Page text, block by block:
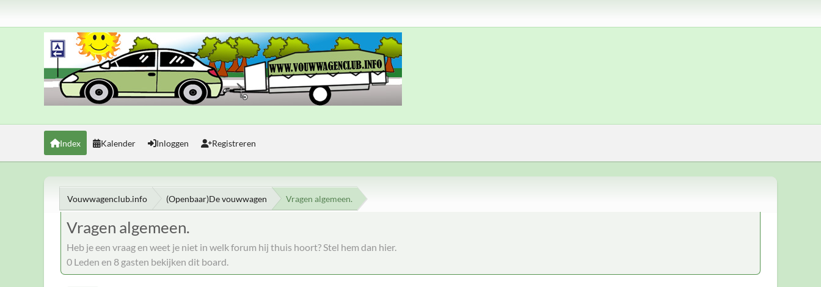
Index Kalender Inloggen Registreren
Vouwwagenclub.info (Openbaar)De vouwwagen Vragen algemeen.
Vragen algemeen.
Heb je een vraag en weet je niet in welk forum hij thuis hoort? Stel hem dan hier.
0 Leden en 8 gasten bekijken dit board.